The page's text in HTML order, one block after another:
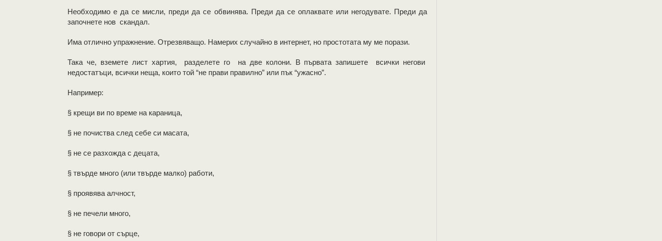
Необходимо е да се мисли, преди да се обвинява. Преди да се оплаквате или негодувате. Преди да
започнете нов скандал.
Има отлично упражнение. Отрезвяващо. Намерих случайно в интернет, но простотата му ме порази.
Така че, вземете лист хартия, разделете го на две колони. В първата запишете всички негови
недостатъци, всички неща, които той “не прави правилно” или пък “ужасно”.
Например:
§ крещи ви по време на караница,
§ не почиства след себе си масата,
§ не се разхожда с децата,
§ твърде много (или твърде малко) работи,
§ проявява алчност,
§ не печели много,
§ не говори от сърце,